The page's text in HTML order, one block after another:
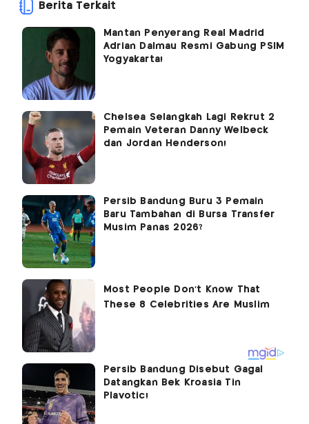
Berita Terkait
Mantan Penyerang Real Madrid
Adrian Dalmau Resmi Gabung PSIM
Yogyakarta!
Chelsea Selangkah Lagi Rekrut 2
Pemain Veteran Danny Welbeck
dan Jordan Henderson!
Persib Bandung Buru 3 Pemain
Baru Tambahan di Bursa Transfer
Musim Panas 2026?
Persib Bandung Disebut Gagal
Datangkan Bek Kroasia Tin
Plavotic!